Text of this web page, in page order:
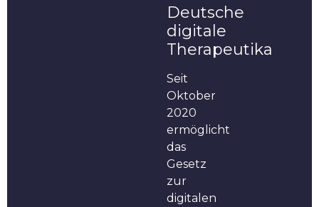
Deutsche
digitale
Therapeutika
Seit
Oktober
2020
ermöglicht
das
Gesetz
zur
digitalen